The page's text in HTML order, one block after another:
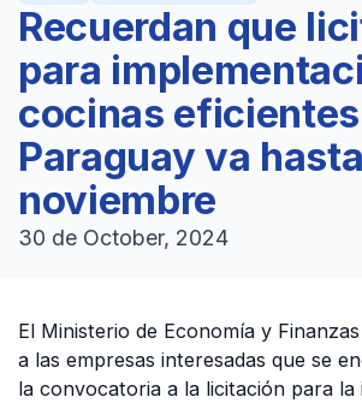
Recuerdan que
para
cocinas
Paraguay va
noviembre
30 de October, 2024
El Ministerio de Economía y
a las empresas interesadas que se
la convocatoria a la licitación para la